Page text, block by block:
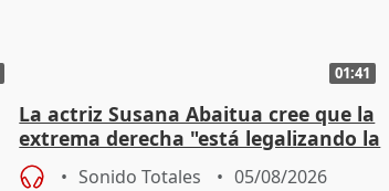
01:41
La actriz Susana Abaitua cree que la
extrema derecha "está legalizando la
homofobia"
Sonido Totales 05/08/2026